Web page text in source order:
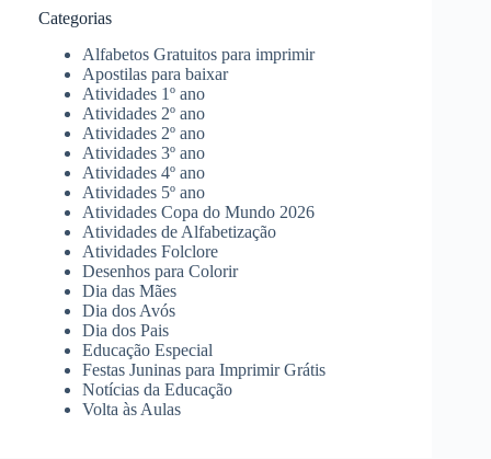
Categorias
Alfabetos Gratuitos para imprimir
Apostilas para baixar
Atividades 1º ano
Atividades 2º ano
Atividades 2º ano
Atividades 3º ano
Atividades 4º ano
Atividades 5º ano
Atividades Copa do Mundo 2026
Atividades de Alfabetização
Atividades Folclore
Desenhos para Colorir
Dia das Mães
Dia dos Avós
Dia dos Pais
Educação Especial
Festas Juninas para Imprimir Grátis
Notícias da Educação
Volta às Aulas